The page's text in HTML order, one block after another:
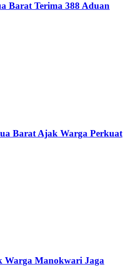
Barat Terima 388 Aduan
Barat Ajak Warga Perkuat
Warga Manokwari Jaga